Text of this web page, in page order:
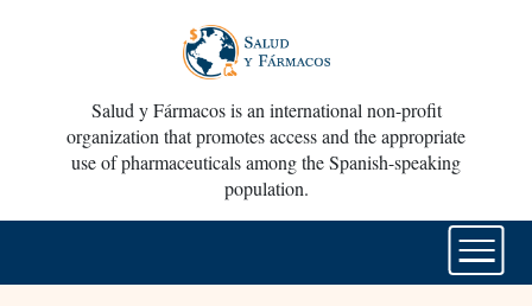
Salud y Fármacos is an international non-profit
organization that promotes access and the appropriate
use of pharmaceuticals among the Spanish-speaking
population.